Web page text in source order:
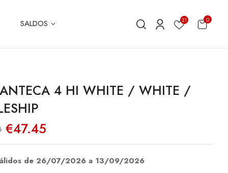
SALDOS 31 0
4 HI WHITE / WHITE /
O
preço
original
€94.90.
€47.45
atual
€47.45.
de 26/07/2026 a 13/09/2026